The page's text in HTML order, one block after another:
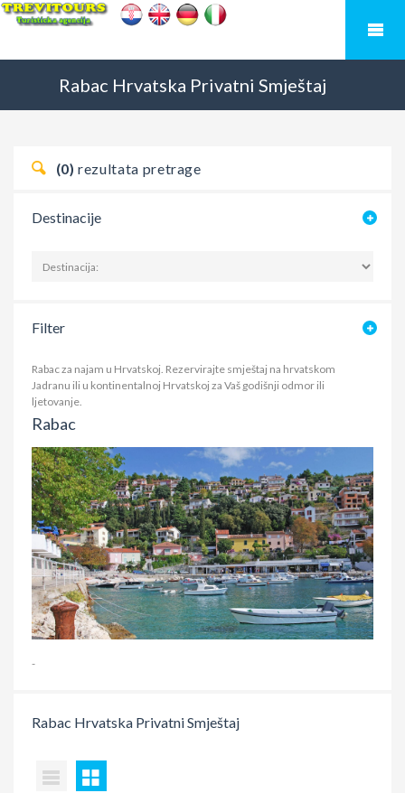
Rabac Hrvatska Privatni Smještaj
(0) rezultata pretrage
Destinacije
Filter
Rabac za najam u Hrvatskoj. Rezervirajte smještaj na hrvatskom
Jadranu ili u kontinentalnoj Hrvatskoj za Vaš godišnji odmor ili
ljetovanje.
Rabac
-
Rabac Hrvatska Privatni Smještaj